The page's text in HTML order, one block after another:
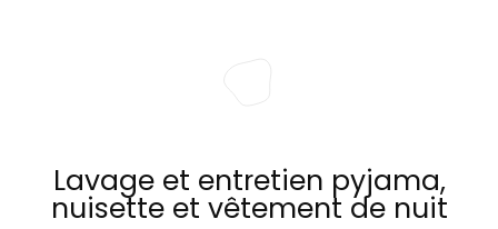
Lavage et entretien pyjama,
nuisette et vêtement de nuit